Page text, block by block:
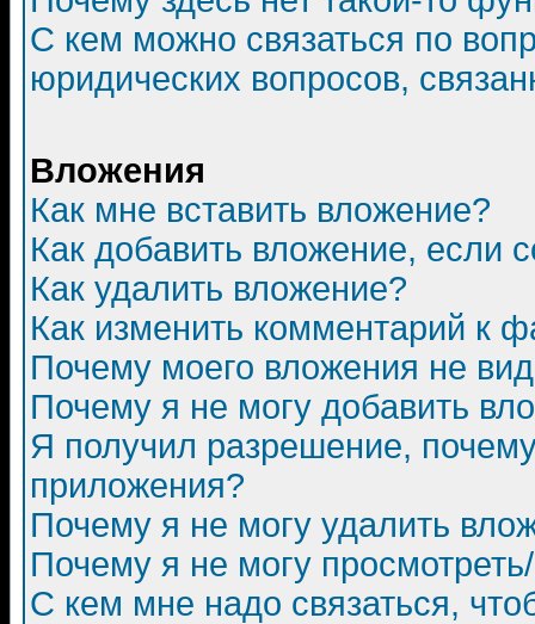
С кем можно связаться по
юридических вопросов,
Вложения
Как мне вставить вложение?
Как добавить вложение, если
Как удалить вложение?
Как изменить комментарий к
Почему моего вложения не
Почему я не могу добавить
Я получил разрешение,
приложения?
Почему я не могу удалить
Почему я не могу
С кем мне надо связаться,